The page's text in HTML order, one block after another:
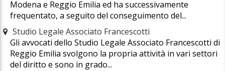
Modena e Reggio Emilia ed ha successivamente
frequentato, a seguito del conseguimento del...
Studio Legale Associato Francescotti
Gli avvocati dello Studio Legale Associato Francescotti di
Reggio Emilia svolgono la propria attività in vari settori
del diritto e sono in grado...